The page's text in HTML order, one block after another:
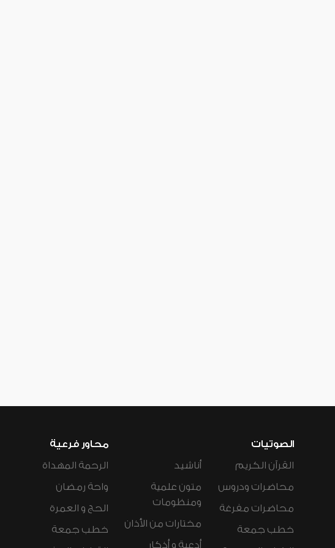
الصوتيات
القرآن الكريم
محاضرات ودروس
محاضرات مفرغة
خطب جمعة
أناشيد
متون علمية
ومنظومات
مختارات من الأذان
أدعية و أذكار
محاور فرعية
الرحمة المهداة
واحة رمضان
الحج و العمرة
خطب جمعة